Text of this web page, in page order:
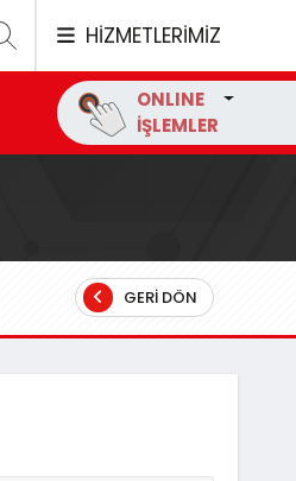
HİZMETLERİMİZ
ONLINE
İŞLEMLER
GERI DÖN